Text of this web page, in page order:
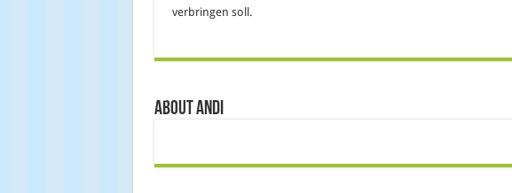
verbringen soll.
About Andi